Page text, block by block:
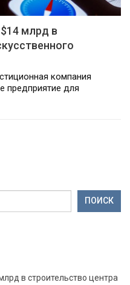
млрд в
компания
предприятие для
ПОИСК
в строительство центра